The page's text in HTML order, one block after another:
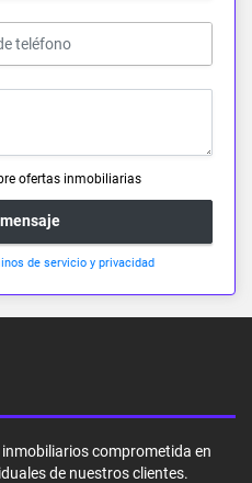
ofertas inmobiliarias
de servicio y privacidad
comprometida en
de nuestros clientes.